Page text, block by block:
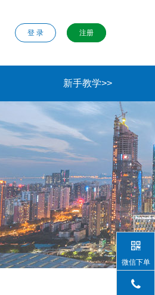
登 录 注册
新手教学>>
微信下单